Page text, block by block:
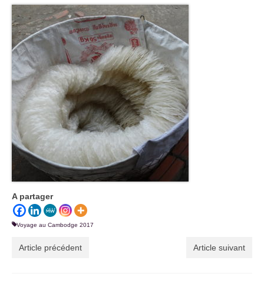
A partager
Voyage au Cambodge 2017
Article précédent Article suivant